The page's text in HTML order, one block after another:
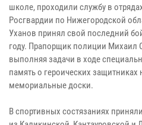
школе, проходили службу в
Росгвардии по Нижегородской
Уханов принял свой последний
году. Прапорщик полиции
выполняя задачи в ходе
память о героических
мемориальные доски.
В спортивных состязаниях